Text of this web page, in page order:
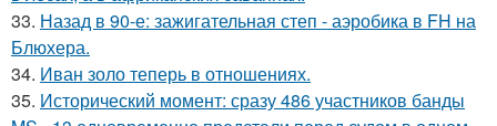
33. Назад в 90-е: зажигательная степ - аэробика в FH на
Блюхера.
34. Иван золо теперь в отношениях.
35. Исторический момент: сразу 486 участников банды